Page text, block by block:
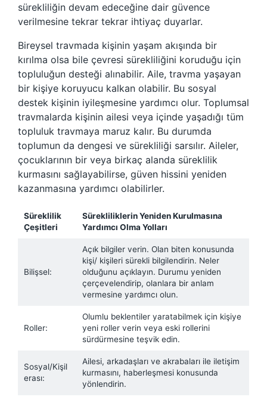
sürekliliğin devam edeceğine dair güvence
verilmesine tekrar tekrar ihtiyaç duyarlar.
Bireysel travmada kişinin yaşam akışında bir
kırılma olsa bile çevresi sürekliliğini koruduğu için
topluluğun desteği alınabilir. Aile, travma yaşayan
bir kişiye koruyucu kalkan olabilir. Bu sosyal
destek kişinin iyileşmesine yardımcı olur. Toplumsal
travmalarda kişinin ailesi veya içinde yaşadığı tüm
topluluk travmaya maruz kalır. Bu durumda
toplumun da dengesi ve sürekliliği sarsılır. Aileler,
çocuklarının bir veya birkaç alanda süreklilik
kurmasını sağlayabilirse, güven hissini yeniden
kazanmasına yardımcı olabilirler.
Süreklilik
Çeşitleri
Sürekliliklerin Yeniden Kurulmasına
Yardımcı Olma Yolları
Bilişsel:
Açık bilgiler verin. Olan biten konusunda
kişi/ kişileri sürekli bilgilendirin. Neler
olduğunu açıklayın. Durumu yeniden
çerçevelendirip, olanlara bir anlam
vermesine yardımcı olun.
Roller:
Olumlu beklentiler yaratabilmek için kişiye
yeni roller verin veya eski rollerini
sürdürmesine teşvik edin.
Sosyal/Kişil
erası:
Ailesi, arkadaşları ve akrabaları ile iletişim
kurmasını, haberleşmesi konusunda
yönlendirin.